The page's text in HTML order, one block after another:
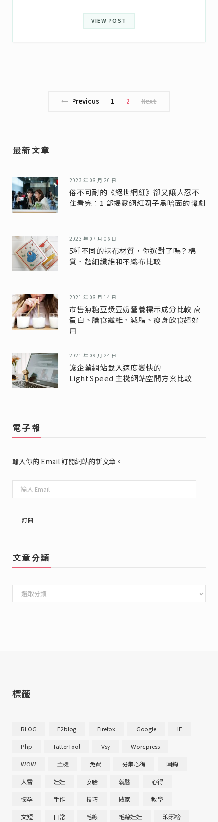
VIEW POST
Previous 1 2 Next
最新文章
2023 年 08 月 20 日
俗不可耐的《絕世網紅》卻又讓人忍不
住看完：1 部揭露網紅圈子黑暗面的韓劇
2023 年 07 月 06 日
5種不同的抹布材質，你選對了嗎？棉
質、超細纖維和不織布比較
2021 年 08 月 14 日
市售無糖豆漿豆奶營養標示成分比較 高
蛋白、膳食纖維、減脂、瘦身飲食超好
用
2021 年 09 月 24 日
讓企業網站載入速度變快的
LightSpeed 主機網站空間方案比較
電子報
輸入你的 Email 訂閱網站的新文章。
入
訂閱
文章分類
章
標籤
BLOG F2blog Firefox Google IE
Php TatterTool Vsy Wordpress
WOW 主機 免費 分集心得 團鉤
大雷 娃娃 安胎 就醫 心得
懷孕 手作 技巧 敗家 教學
文短 日常 毛線 毛線娃娃 琅琊榜